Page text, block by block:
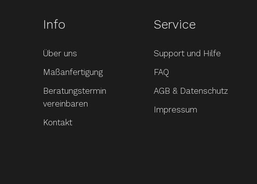
Info
Über uns
Maßanfertigung
Beratungstermin
vereinbaren
Kontakt
Service
Support und Hilfe
FAQ
AGB & Datenschutz
Impressum